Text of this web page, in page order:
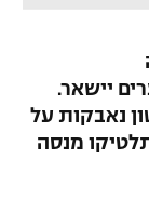
יישאר.
נאבקות על
מנסה